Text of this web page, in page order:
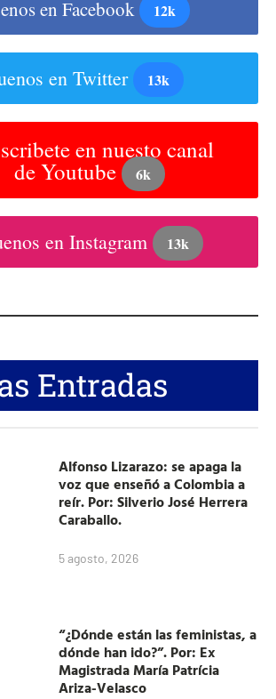
en Facebook 12k
en Twitter 13k
en nuesto canal
de Youtube 6k
en Instagram 13k
Entradas
Alfonso Lizarazo: se apaga la
voz que enseñó a Colombia a
reír. Por: Silverio José Herrera
Caraballo.
5 agosto, 2026
“¿Dónde están las feministas, a
dónde han ido?”. Por: Ex
Magistrada María Patrícia
Ariza-Velasco